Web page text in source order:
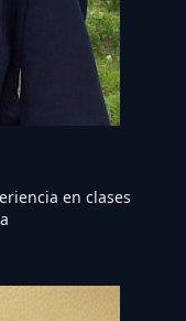
en clases